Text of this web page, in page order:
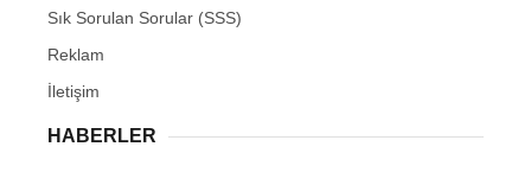
Sık Sorulan Sorular (SSS)
Reklam
İletişim
HABERLER